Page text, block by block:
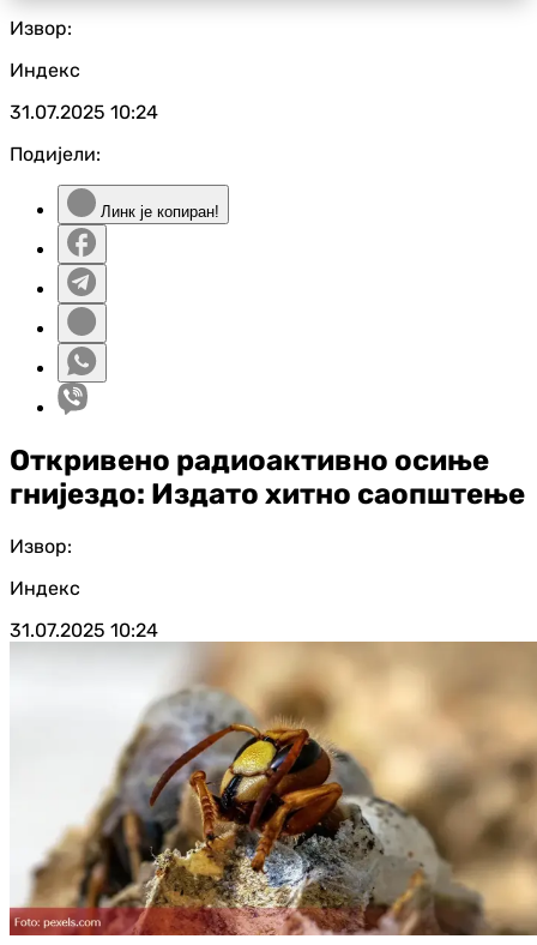
Извор:
Индекс
31.07.2025 10:24
Подијели:
Линк је копиран!
Откривено радиоактивно осиње
гнијездо: Издато хитно саопштење
Извор:
Индекс
31.07.2025 10:24